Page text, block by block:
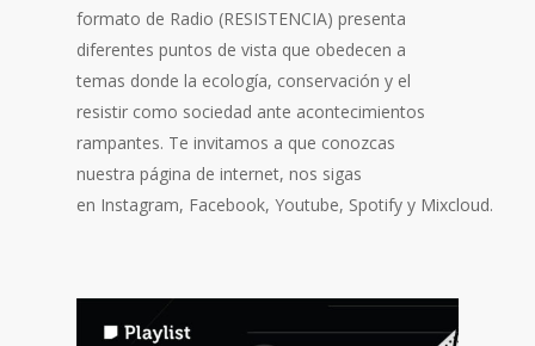
formato de Radio (RESISTENCIA) presenta
diferentes puntos de vista que obedecen a
temas donde la ecología, conservación y el
resistir como sociedad ante acontecimientos
rampantes. Te invitamos a que conozcas
nuestra página de internet, nos sigas
en Instagram, Facebook, Youtube, Spotify y Mixcloud.